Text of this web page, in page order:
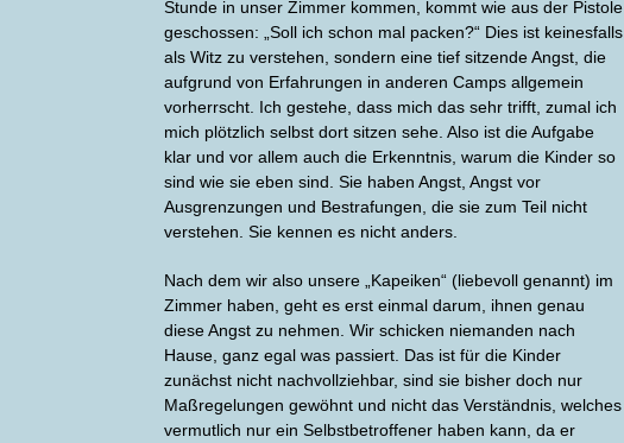
Stunde in unser Zimmer kommen, kommt wie aus der Pistole
geschossen: „Soll ich schon mal packen?“ Dies ist keinesfalls
als Witz zu verstehen, sondern eine tief sitzende Angst, die
aufgrund von Erfahrungen in anderen Camps allgemein
vorherrscht. Ich gestehe, dass mich das sehr trifft, zumal ich
mich plötzlich selbst dort sitzen sehe. Also ist die Aufgabe
klar und vor allem auch die Erkenntnis, warum die Kinder so
sind wie sie eben sind. Sie haben Angst, Angst vor
Ausgrenzungen und Bestrafungen, die sie zum Teil nicht
verstehen. Sie kennen es nicht anders.
Nach dem wir also unsere „Kapeiken“ (liebevoll genannt) im
Zimmer haben, geht es erst einmal darum, ihnen genau
diese Angst zu nehmen. Wir schicken niemanden nach
Hause, ganz egal was passiert. Das ist für die Kinder
zunächst nicht nachvollziehbar, sind sie bisher doch nur
Maßregelungen gewöhnt und nicht das Verständnis, welches
vermutlich nur ein Selbstbetroffener haben kann, da er